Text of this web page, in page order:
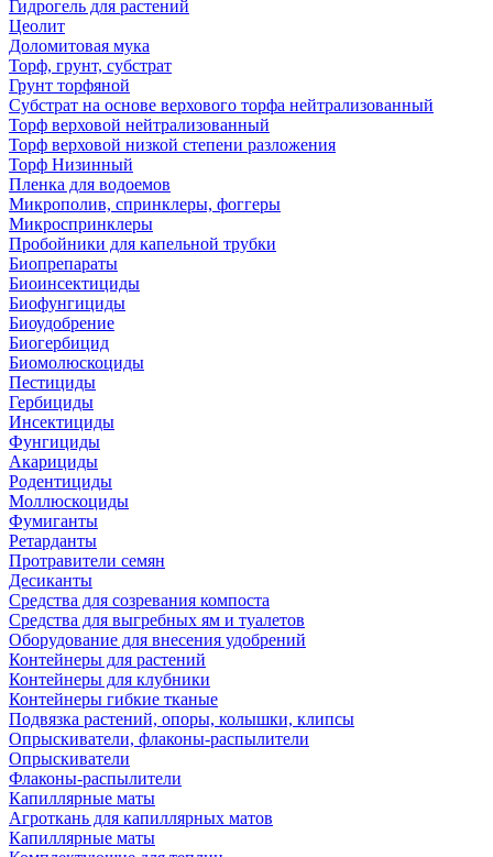
Гидрогель для растений
Цеолит
Доломитовая мука
Торф, грунт, субстрат
Грунт торфяной
Субстрат на основе верхового торфа нейтрализованный
Торф верховой нейтрализованный
Торф верховой низкой степени разложения
Торф Низинный
Пленка для водоемов
Микрополив, спринклеры, фоггеры
Микроспринклеры
Пробойники для капельной трубки
Биопрепараты
Биоинсектициды
Биофунгициды
Биоудобрение
Биогербицид
Биомолюскоциды
Пестициды
Гербициды
Инсектициды
Фунгициды
Акарициды
Родентициды
Моллюскоциды
Фумиганты
Ретарданты
Протравители семян
Десиканты
Средства для созревания компоста
Средства для выгребных ям и туалетов
Оборудование для внесения удобрений
Контейнеры для растений
Контейнеры для клубники
Контейнеры гибкие тканые
Подвязка растений, опоры, колышки, клипсы
Опрыскиватели, флаконы-распылители
Опрыскиватели
Флаконы-распылители
Капиллярные маты
Агроткань для капиллярных матов
Капиллярные маты